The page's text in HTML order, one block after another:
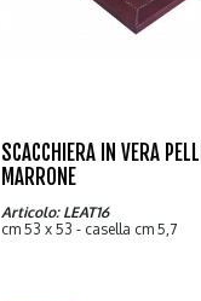
SCACCHIERA IN VERA
MARRONE
Articolo: LEAT16
cm 53 x 53 - casella cm 5,7